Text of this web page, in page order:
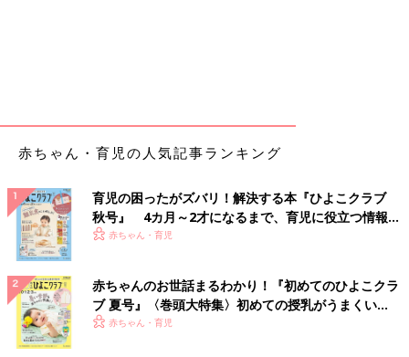
赤ちゃん・育児の人気記事ランキング
育児の困ったがズバリ！解決する本『ひよこクラブ
秋号』 4カ月～2才になるまで、育児に役立つ情報が
いっぱい！
赤ちゃん・育児
赤ちゃんのお世話まるわかり！『初めてのひよこクラ
ブ 夏号』〈巻頭大特集〉初めての授乳がうまくい
く！ おっぱい・ミルクの基本と夏のトラブル 解決テ
赤ちゃん・育児